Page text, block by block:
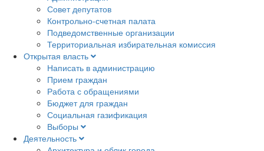
Совет депутатов
Контрольно-счетная палата
Подведомственные организации
Территориальная избирательная комиссия
Открытая власть
Написать в администрацию
Прием граждан
Работа с обращениями
Бюджет для граждан
Социальная газификация
Выборы
Деятельность